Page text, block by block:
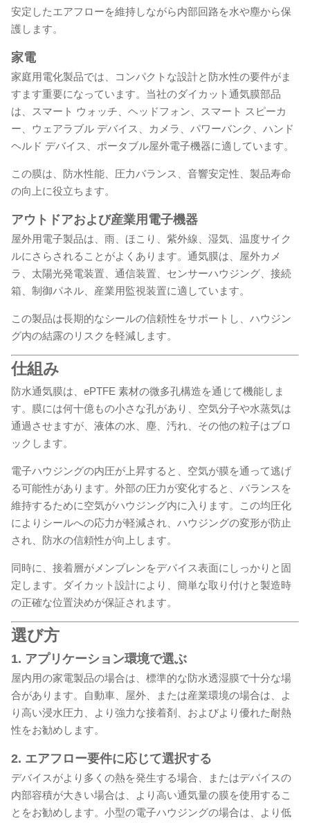
安定したエアフローを維持しながら内部回路を水や塵から保
護します。
家電
家庭用電化製品では、コンパクトな設計と防水性の要件がま
すます重要になっています。当社のダイカット通気膜部品
は、スマート ウォッチ、ヘッドフォン、スマート スピーカ
ー、ウェアラブル デバイス、カメラ、パワーバンク、ハンド
ヘルド デバイス、ポータブル屋外電子機器に適しています。
この膜は、防水性能、圧力バランス、音響安定性、製品寿命
の向上に役立ちます。
アウトドアおよび産業用電子機器
屋外用電子製品は、雨、ほこり、紫外線、湿気、温度サイク
ルにさらされることがよくあります。通気膜は、屋外カメ
ラ、太陽光発電装置、通信装置、センサーハウジング、接続
箱、制御パネル、産業用監視装置に適しています。
この製品は長期的なシールの信頼性をサポートし、ハウジン
グ内の結露のリスクを軽減します。
仕組み
防水通気膜は、ePTFE 素材の微多孔構造を通じて機能しま
す。膜には何十億もの小さな孔があり、空気分子や水蒸気は
通過させますが、液体の水、塵、汚れ、その他の粒子はブロ
ックします。
電子ハウジングの内圧が上昇すると、空気が膜を通って逃げ
る可能性があります。外部の圧力が変化すると、バランスを
維持するために空気がハウジング内に入ります。この均圧化
によりシールへの応力が軽減され、ハウジングの変形が防止
され、防水の信頼性が向上します。
同時に、接着層がメンブレンをデバイス表面にしっかりと固
定します。ダイカット設計により、簡単な取り付けと製造時
の正確な位置決めが保証されます。
選び方
1. アプリケーション環境で選ぶ
屋内用の家電製品の場合は、標準的な防水透湿膜で十分な場
合があります。自動車、屋外、または産業環境の場合は、よ
り高い浸水圧力、より強力な接着剤、およびより優れた耐熱
性をお勧めします。
2. エアフロー要件に応じて選択する
デバイスがより多くの熱を発生する場合、またはデバイスの
内部容積が大きい場合は、より高い通気量の膜を使用するこ
とをお勧めします。小型の電子ハウジングの場合は、より低